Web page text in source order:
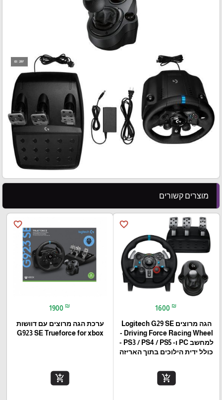
מוצרים קשורים
favorite_border
1600 ₪
הגה מרוצים Logitech G29 SE
Driving Force Racing Wheel -
למחשב PC ו- PS3 / PS4 / PS5 -
כולל ידית הילוכים בתוך האריזה
add_shopping_cart
favorite_border
1900 ₪
ערכת הגה מרוצים עם דוושות
G923 SE Trueforce for xbox
add_shopping_cart